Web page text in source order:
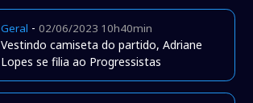
Geral -02/06/2023 10h40min
Vestindo camiseta do partido, Adriane
Lopes se filia ao Progressistas